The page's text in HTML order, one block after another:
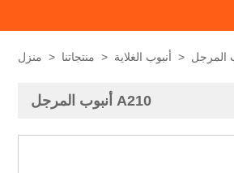
منزل > منتجاتنا > أنبوب الغلاية >
أنبوب المرجل A210